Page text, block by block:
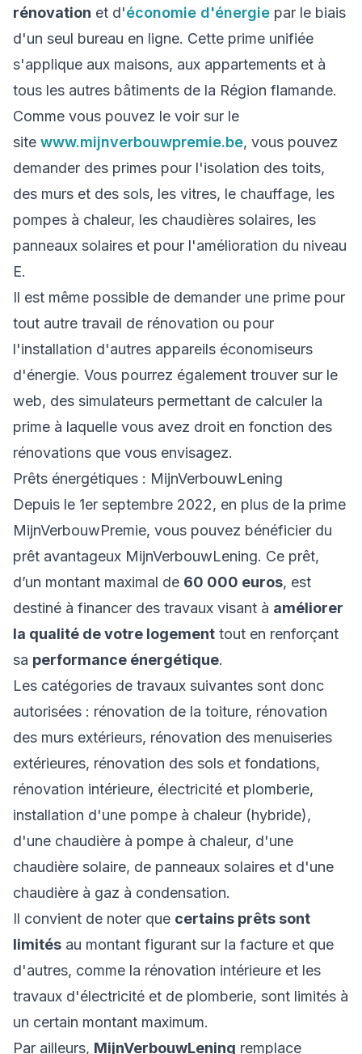
rénovation et d'économie d'énergie par le biais
d'un seul bureau en ligne. Cette prime unifiée
s'applique aux maisons, aux appartements et à
tous les autres bâtiments de la Région flamande.
Comme vous pouvez le voir sur le
site www.mijnverbouwpremie.be, vous pouvez
demander des primes pour l'isolation des toits,
des murs et des sols, les vitres, le chauffage, les
pompes à chaleur, les chaudières solaires, les
panneaux solaires et pour l'amélioration du niveau
E.
Il est même possible de demander une prime pour
tout autre travail de rénovation ou pour
l'installation d'autres appareils économiseurs
d'énergie. Vous pourrez également trouver sur le
web, des simulateurs permettant de calculer la
prime à laquelle vous avez droit en fonction des
rénovations que vous envisagez.
Prêts énergétiques : MijnVerbouwLening
Depuis le 1er septembre 2022, en plus de la prime
MijnVerbouwPremie, vous pouvez bénéficier du
prêt avantageux MijnVerbouwLening. Ce prêt,
d’un montant maximal de 60 000 euros, est
destiné à financer des travaux visant à améliorer
la qualité de votre logement tout en renforçant
sa performance énergétique.
Les catégories de travaux suivantes sont donc
autorisées : rénovation de la toiture, rénovation
des murs extérieurs, rénovation des menuiseries
extérieures, rénovation des sols et fondations,
rénovation intérieure, électricité et plomberie,
installation d'une pompe à chaleur (hybride),
d'une chaudière à pompe à chaleur, d'une
chaudière solaire, de panneaux solaires et d'une
chaudière à gaz à condensation.
Il convient de noter que certains prêts sont
limités au montant figurant sur la facture et que
d'autres, comme la rénovation intérieure et les
travaux d'électricité et de plomberie, sont limités à
un certain montant maximum.
Par ailleurs, MijnVerbouwLening remplace